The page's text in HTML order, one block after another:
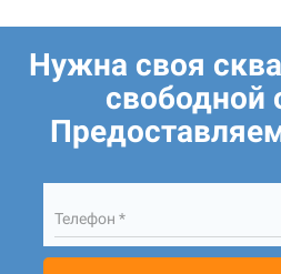
Нужна своя
Телефон *